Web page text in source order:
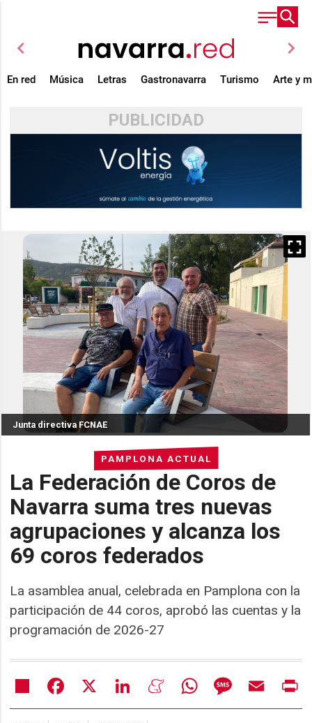
chevron_left chevron_right
En red Música Letras Gastronavarra Turismo Arte y
PUBLICIDAD
PAMPLONA ACTUAL
La Federación de Coros de
Navarra suma tres nuevas
agrupaciones y alcanza los
69 coros federados
La asamblea anual, celebrada en Pamplona con la
participación de 44 coros, aprobó las cuentas y la
programación de 2026-27
Junta directiva FCNAE
Share Facebook LinkedIn MeneameWhatsAppMessageEmail